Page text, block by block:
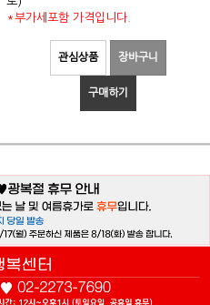
*부가세포함 가격입니다.
관심상품 장바구니
구매하기